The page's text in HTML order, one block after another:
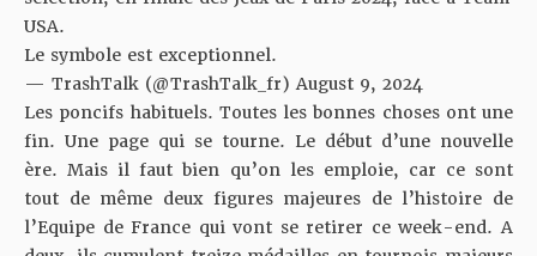
USA.
Le symbole est exceptionnel.
— TrashTalk (@TrashTalk_fr) August 9, 2024
Les poncifs habituels. Toutes les bonnes choses ont une
fin. Une page qui se tourne. Le début d’une nouvelle
ère. Mais il faut bien qu’on les emploie, car ce sont
tout de même deux figures majeures de l’histoire de
l’Equipe de France qui vont se retirer ce week-end. A